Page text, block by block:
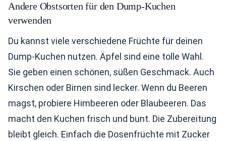
Andere Obstsorten für den Dump-Kuchen
verwenden
Du kannst viele verschiedene Früchte für deinen
Dump-Kuchen nutzen. Äpfel sind eine tolle Wahl.
Sie geben einen schönen, süßen Geschmack. Auch
Kirschen oder Birnen sind lecker. Wenn du Beeren
magst, probiere Himbeeren oder Blaubeeren. Das
macht den Kuchen frisch und bunt. Die Zubereitung
bleibt gleich. Einfach die Dosenfrüchte mit Zucker